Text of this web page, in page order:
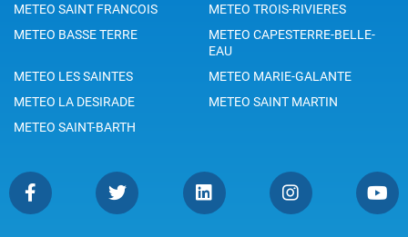
METEO SAINT FRANCOIS
METEO TROIS-RIVIERES
METEO BASSE TERRE
METEO CAPESTERRE-BELLE-
EAU
METEO LES SAINTES
METEO MARIE-GALANTE
METEO LA DESIRADE
METEO SAINT MARTIN
METEO SAINT-BARTH